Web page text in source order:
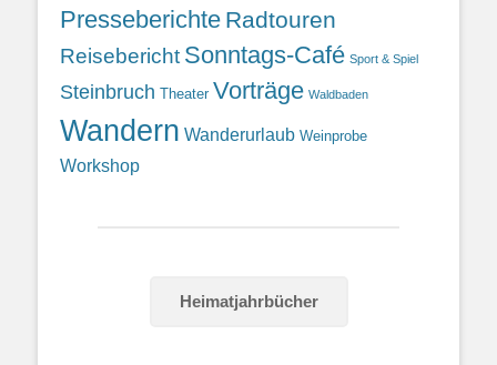
Presseberichte Radtouren
Reisebericht Sonntags-Café Sport & Spiel
Steinbruch Theater Vorträge Waldbaden
Wandern Wanderurlaub Weinprobe
Workshop
Heimatjahrbücher